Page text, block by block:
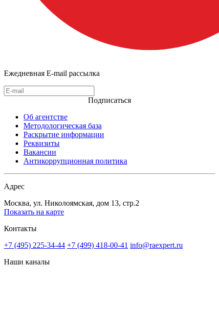
Ежедневная E-mail рассылка
Подписаться
Об агентстве
Методологическая база
Раскрытие информации
Реквизиты
Вакансии
Антикоррупционная политика
Адрес
Москва, ул. Николоямская, дом 13, стр.2
Показать на карте
Контакты
+7 (495) 225-34-44 +7 (499) 418-00-41 info@raexpert.ru
Наши каналы